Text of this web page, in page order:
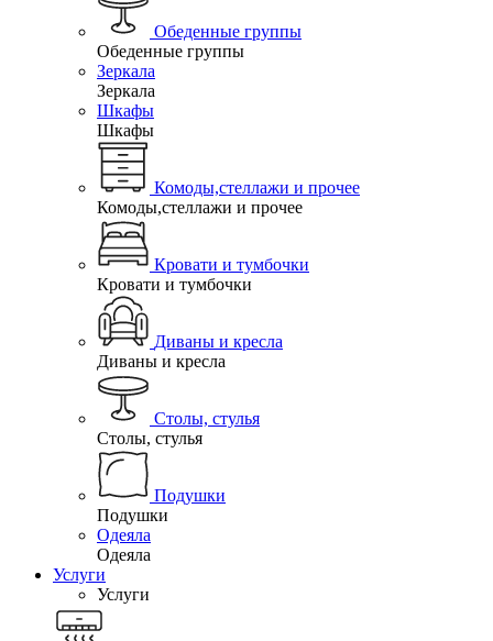
Обеденные группы
Обеденные группы
Зеркала
Зеркала
Шкафы
Шкафы
Комоды,стеллажи и прочее
Комоды,стеллажи и прочее
Кровати и тумбочки
Кровати и тумбочки
Диваны и кресла
Диваны и кресла
Столы, стулья
Столы, стулья
Подушки
Подушки
Одеяла
Одеяла
Услуги
Услуги